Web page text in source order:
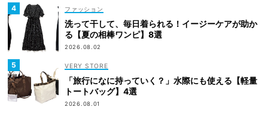
ファッション
洗って干して、毎日着られる！イージーケアが助か
る【夏の相棒ワンピ】8選
2026.08.02
VERY STORE
「旅行になに持っていく？」水際にも使える【軽量
トートバッグ】4選
2026.08.01